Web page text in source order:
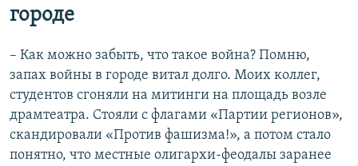
городе
– Как можно забыть, что такое война? Помню,
запах войны в городе витал долго. Моих коллег,
студентов сгоняли на митинги на площадь возле
драмтеатра. Стояли с флагами «Партии регионов»,
скандировали «Против фашизма!», а потом стало
понятно, что местные олигархи-феодалы заранее